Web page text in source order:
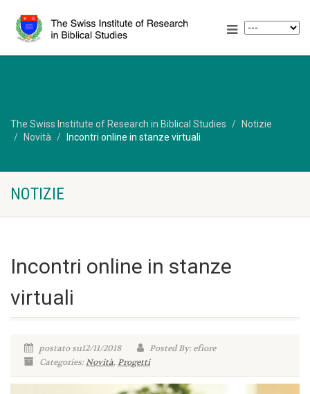
The Swiss Institute of Research in Biblical Studies
Notizie
Novità
Incontri online in stanze virtuali
NOTIZIE
Incontri online in stanze
virtuali
postato su12/11/2018
Posted By: efiore
Categories:Novità,Progetti